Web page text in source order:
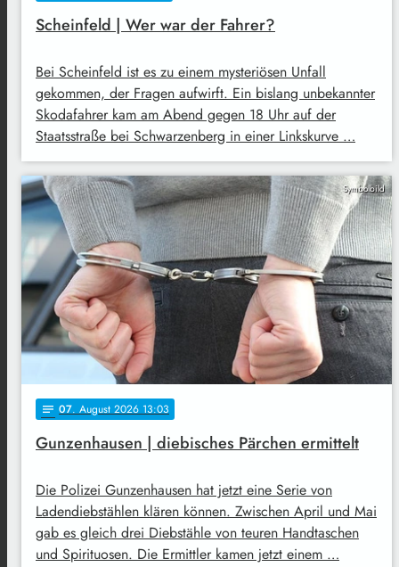
Scheinfeld | Wer war der Fahrer?
Bei Scheinfeld ist es zu einem mysteriösen Unfall
gekommen, der Fragen aufwirft. Ein bislang unbekannter
Skodafahrer kam am Abend gegen 18 Uhr auf der
Staatsstraße bei Schwarzenberg in einer Linkskurve …
Symbolbild
notes 07. August 2026 13:03
Gunzenhausen | diebisches Pärchen ermittelt
Die Polizei Gunzenhausen hat jetzt eine Serie von
Ladendiebstählen klären können. Zwischen April und Mai
gab es gleich drei Diebstähle von teuren Handtaschen
und Spirituosen. Die Ermittler kamen jetzt einem …